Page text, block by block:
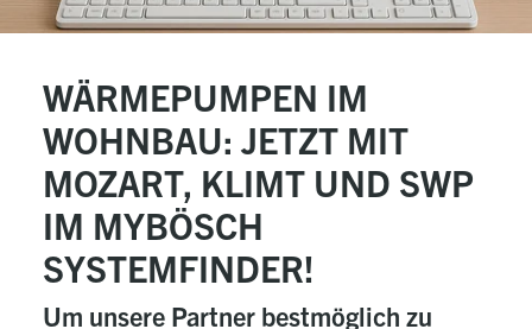
WÄRMEPUMPEN IM
WOHNBAU: JETZT MIT
MOZART, KLIMT UND SWP
IM MYBÖSCH
SYSTEMFINDER!
Um unsere Partner bestmöglich zu